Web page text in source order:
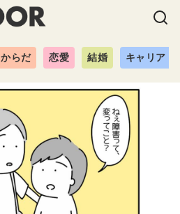
からだ 恋愛 結婚 キャリア